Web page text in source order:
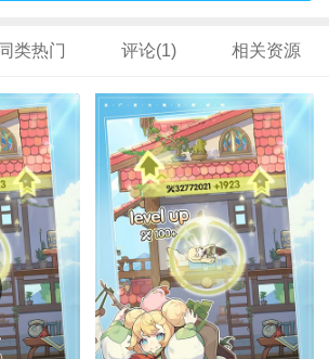
同类热门 评论(1) 相关资源